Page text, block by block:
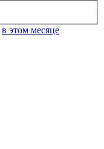
в этом месяце